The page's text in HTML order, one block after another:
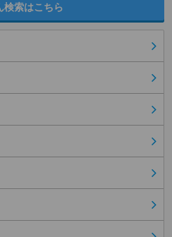
検索はこちら